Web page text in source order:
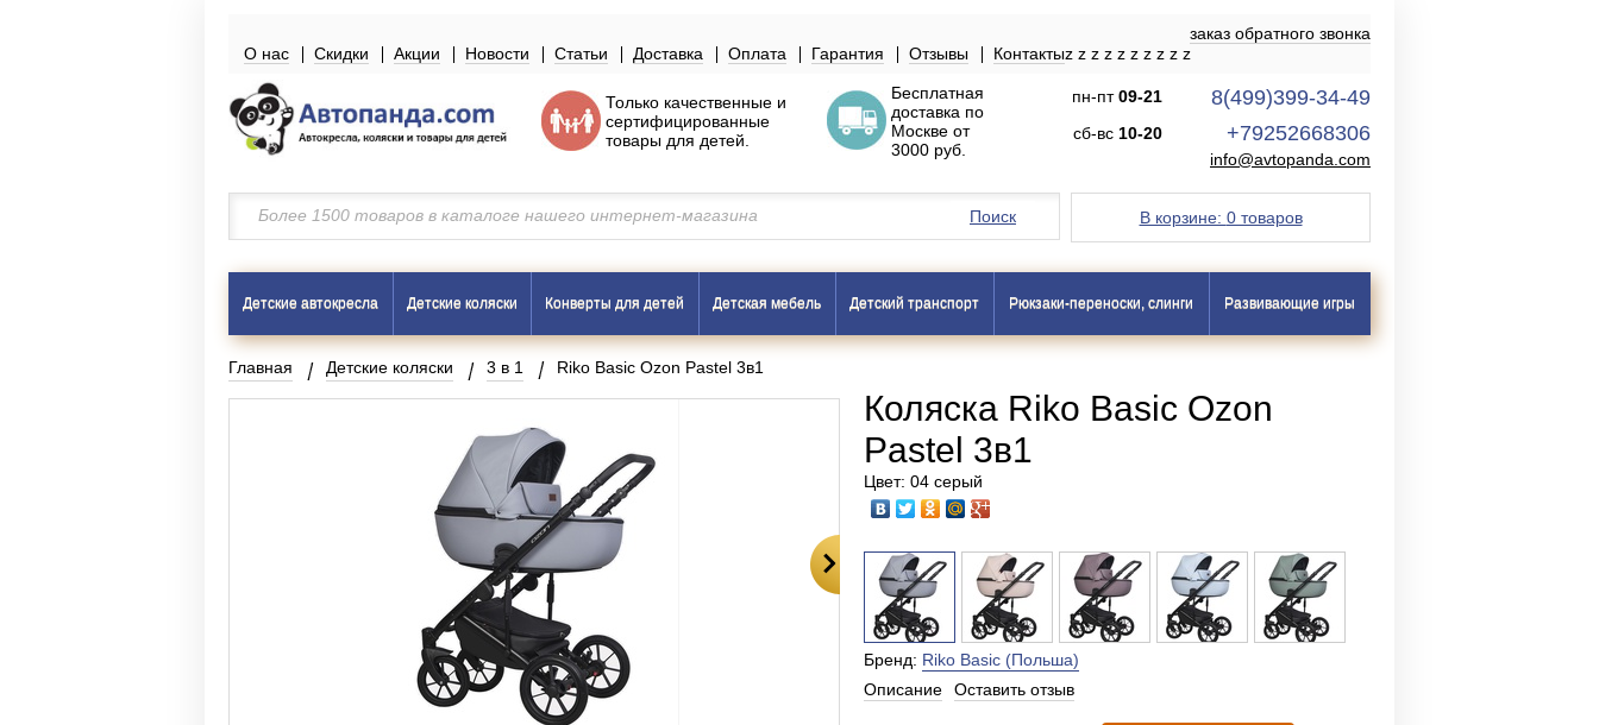
заказ обратного звонка
z
О нас z
Скидки z
Акции z
Новости z
Статьи z
Доставка z
Оплата z
Гарантия z
Отзывы z
Контакты
Только качественные и
сертифицированные
товары для детей.
Бесплатная
доставка по
Москве от
3000 руб.
пн-пт09-21
сб-вс 10-20
8(499)399-34-49
+79252668306
info@avtopanda.com
В корзине: 0 товаров
Поиск
Детские автокресла Детские коляски Конверты для детей Детская мебель Детский транспорт Рюкзаки-переноски, слинги Развивающие игры
Главная Детские коляски 3 в 1 Riko Basic Ozon Pastel 3в1
Коляска Riko Basic Ozon
Pastel 3в1
Цвет: 04 серый
Бренд: Riko Basic (Польша)
Описание
Оставить отзыв